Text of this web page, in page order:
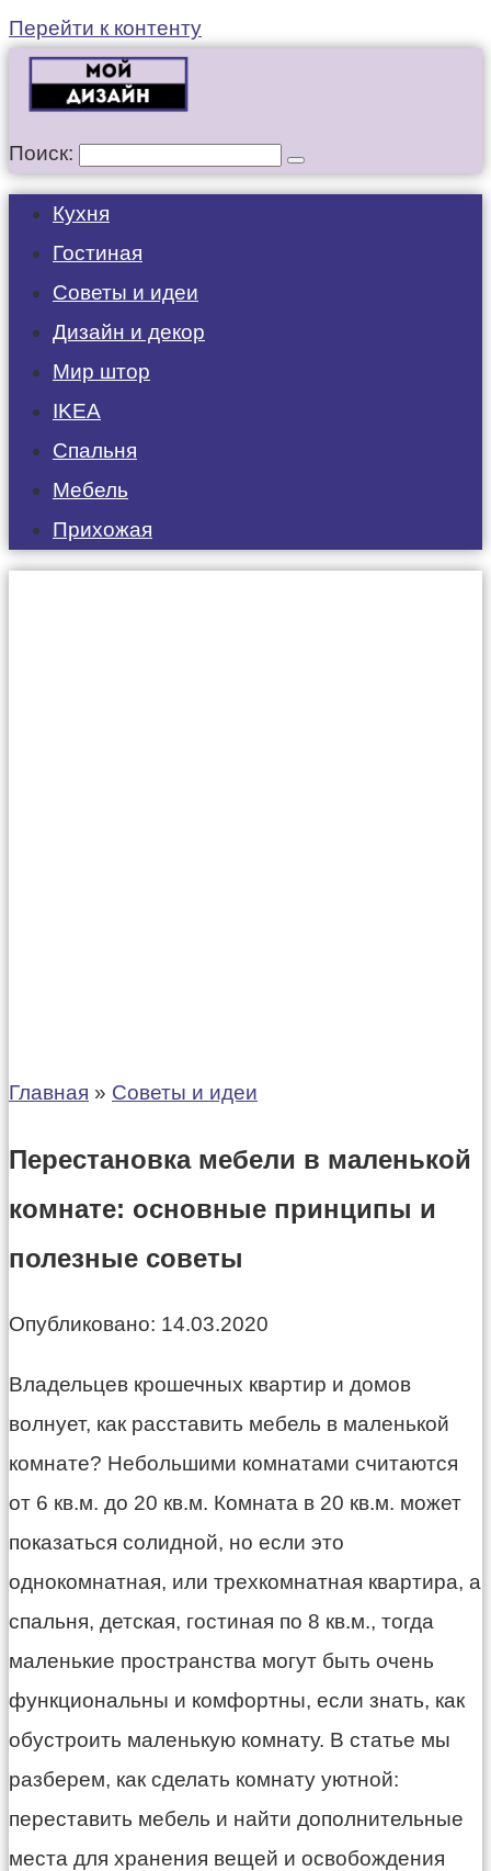
Перейти к контенту
Поиск:
Кухня
Гостиная
Советы и идеи
Дизайн и декор
Мир штор
IKEA
Спальня
Мебель
Прихожая
Главная » Советы и идеи
Перестановка мебели в маленькой
комнате: основные принципы и
полезные советы
Опубликовано: 14.03.2020
Владельцев крошечных квартир и домов
волнует, как расставить мебель в маленькой
комнате? Небольшими комнатами считаются
от 6 кв.м. до 20 кв.м. Комната в 20 кв.м. может
показаться солидной, но если это
однокомнатная, или трехкомнатная квартира, а
спальня, детская, гостиная по 8 кв.м., тогда
маленькие пространства могут быть очень
функциональны и комфортны, если знать, как
обустроить маленькую комнату. В статье мы
разберем, как сделать комнату уютной:
переставить мебель и найти дополнительные
места для хранения вещей и освобождения